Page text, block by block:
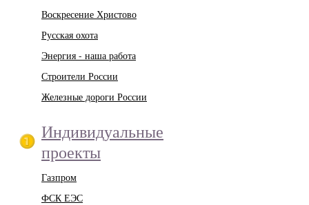
Воскресение Христово
Русская охота
Энергия - наша работа
Строители России
Железные дороги России
Индивидуальные
проекты
Газпром
ФСК ЕЭС